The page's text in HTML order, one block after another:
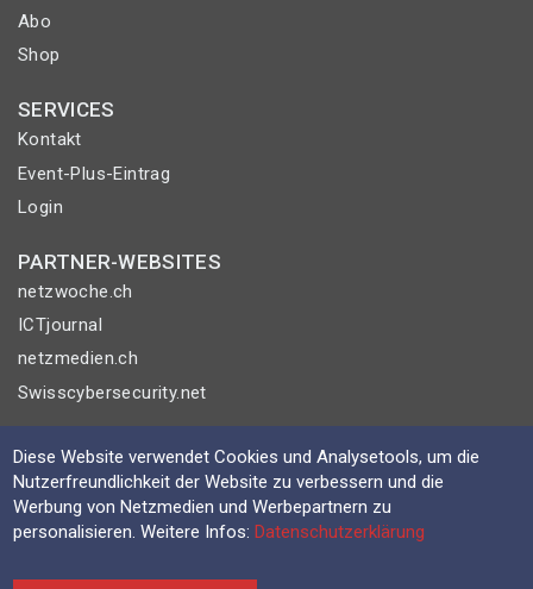
Abo
Shop
SERVICES
Kontakt
Event-Plus-Eintrag
Login
PARTNER-WEBSITES
netzwoche.ch
ICTjournal
netzmedien.ch
Swisscybersecurity.net
© NETZMEDIEN AG 2026
Impressum
AGB
Nutzungsbestimmungen
Datenschutzerklärung
Diese Website verwendet Cookies und Analysetools, um die
Nutzerfreundlichkeit der Website zu verbessern und die
Werbung von Netzmedien und Werbepartnern zu
personalisieren. Weitere Infos:Datenschutzerklärung